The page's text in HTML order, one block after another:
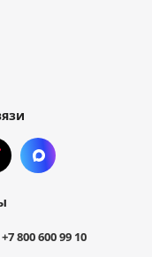
+7 800 600 99 10